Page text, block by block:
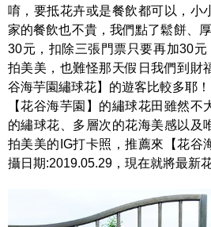
唷，要抵花卉或是餐飲都可以，小
家的餐飲也不貴，我們點了鬆餅、
30元，扣除三張門票只要再加30
拍美美，也難怪那天假日我們到財
谷海芋園繡球花】的遊客比較多耶！
【花谷海芋園】的繡球花田雖然
的繡球花、多層次的花海美感以及
拍美美的IG打卡照，推薦來【花谷
攝日期:2019.05.29，現在就將最新